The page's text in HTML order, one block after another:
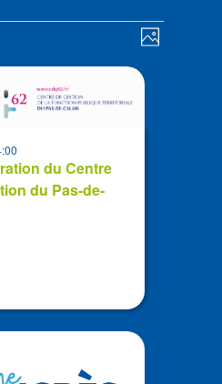
de
Photo
du Centre
du Pas-de-